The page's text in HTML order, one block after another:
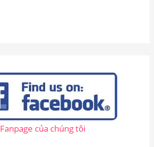
Fanpage của chúng tôi